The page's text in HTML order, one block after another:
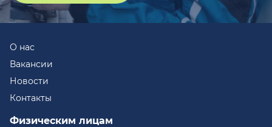
О нас
Вакансии
Новости
Контакты
Физическим лицам